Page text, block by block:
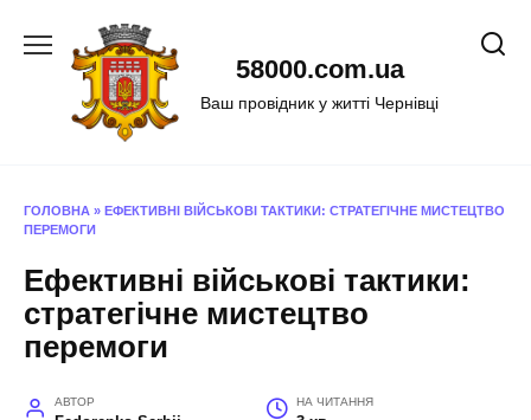
58000.com.ua
Ваш провідник у житті Чернівці
ГОЛОВНА » ЕФЕКТИВНІ ВІЙСЬКОВІ ТАКТИКИ: СТРАТЕГІЧНЕ МИСТЕЦТВО
ПЕРЕМОГИ
Ефективні військові тактики:
стратегічне мистецтво
перемоги
АВТОР НА ЧИТАННЯ